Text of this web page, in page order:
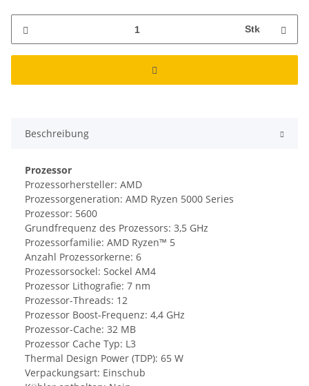
Stk
Beschreibung
Prozessor
Prozessorhersteller: AMD
Prozessorgeneration: AMD Ryzen 5000 Series
Prozessor: 5600
Grundfrequenz des Prozessors: 3,5 GHz
Prozessorfamilie: AMD Ryzen™ 5
Anzahl Prozessorkerne: 6
Prozessorsockel: Sockel AM4
Prozessor Lithografie: 7 nm
Prozessor-Threads: 12
Prozessor Boost-Frequenz: 4,4 GHz
Prozessor-Cache: 32 MB
Prozessor Cache Typ: L3
Thermal Design Power (TDP): 65 W
Verpackungsart: Einschub